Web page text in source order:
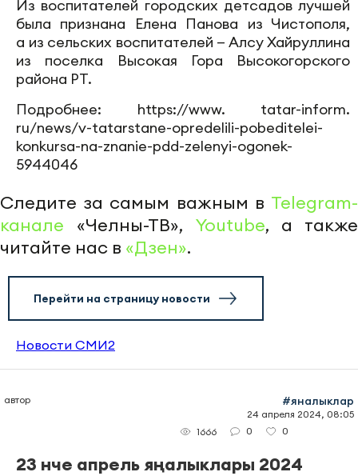
Из воспитателей городских детсадов лучшей
была признана Елена Панова из Чистополя,
а из сельских воспитателей — Алсу Хайруллина
из поселка Высокая Гора Высокогорского
района РТ.
Подробнее: https://www. tatar-inform.
ru/news/v-tatarstane-opredelili-pobeditelei-
konkursa-na-znanie-pdd-zelenyi-ogonek-
5944046
Следите за самым важным в Telegram-
канале «Челны-ТВ», Youtube, а также
читайте нас в «Дзен».
Перейти на страницу новости
Новости СМИ2
автор #яналыклар
24 апреля 2024, 08:05
1666
0 0
23 нче апрель яңалыклары 2024